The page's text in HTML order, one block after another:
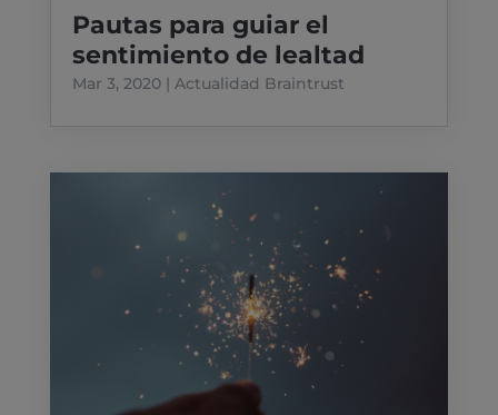
Pautas para guiar el
sentimiento de lealtad
Mar 3, 2020| Actualidad Braintrust